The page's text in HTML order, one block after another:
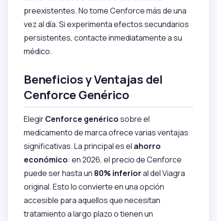
preexistentes. No tome Cenforce más de una
vez al día. Si experimenta efectos secundarios
persistentes, contacte inmediatamente a su
médico.
Beneficios y Ventajas del
Cenforce Genérico
ElegirCenforce genéricosobre el
medicamento de marca ofrece varias ventajas
significativas. La principal es el ahorro
económico: en 2026, el precio de Cenforce
puede ser hasta un 80% inferioral del Viagra
original. Esto lo convierte en una opción
accesible para aquellos que necesitan
tratamiento a largo plazo o tienen un